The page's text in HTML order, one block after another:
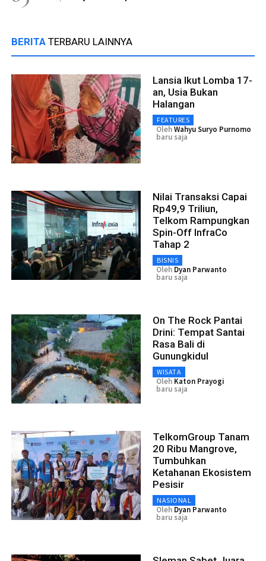
BERITA TERBARU LAINNYA
Lansia Ikut Lomba 17-
an, Usia Bukan
Halangan
FEATURES
OlehWahyu Suryo Purnomo
baru saja
Nilai Transaksi Capai
Rp49,9 Triliun,
Telkom Rampungkan
Spin-Off InfraCo
Tahap 2
BISNIS
Oleh Dyan Parwanto
baru saja
On The Rock Pantai
Drini: Tempat Santai
Rasa Bali di
Gunungkidul
WISATA
Oleh Katon Prayogi
baru saja
TelkomGroup Tanam
20 Ribu Mangrove,
Tumbuhkan
Ketahanan Ekosistem
Pesisir
NASIONAL
Oleh Dyan Parwanto
baru saja